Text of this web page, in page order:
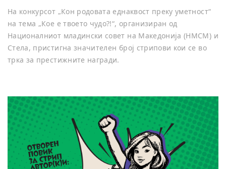
На конкурсот „Кон родовата еднаквост преку уметност“
на тема „Кое е твоето чудо?!“, организиран од
Националниот младински совет на Македонија (НМСМ) и
Стела, пристигна значителен број стрипови кои се во
трка за престижните награди.